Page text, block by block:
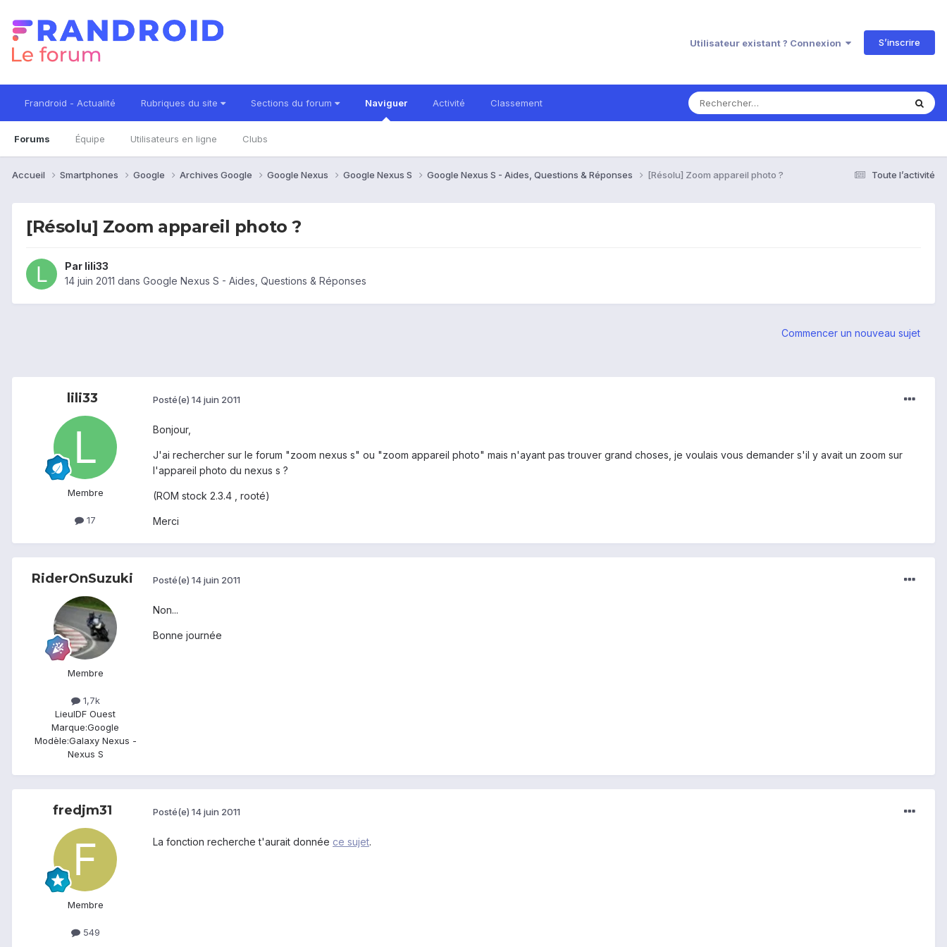
Utilisateur existant ? Connexion S’inscrire
Frandroid - Actualité Rubriques du site Sections du forum Naviguer
Forums Équipe Utilisateurs en ligne Clubs
Activité Classement
Toute l’activité
Accueil Smartphones Google Archives Google Google Nexus Google Nexus S Google Nexus S - Aides, Questions & Réponses [Résolu] Zoom appareil photo ?
[Résolu] Zoom appareil photo ?
Par lili33
14 juin 2011 dans Google Nexus S - Aides, Questions & Réponses
Commencer un nouveau sujet
lili33
Membre
17
Posté(e) 14 juin 2011
Bonjour,
J'ai rechercher sur le forum "zoom nexus s" ou "zoom appareil photo" mais n'ayant pas trouver grand choses, je voulais vous demander s'il y avait un zoom sur
l'appareil photo du nexus s ?
(ROM stock 2.3.4 , rooté)
Merci
RiderOnSuzuki
Membre
1,7k
LieuIDF Ouest
Marque:Google
Modèle:Galaxy Nexus -
Nexus S
Posté(e) 14 juin 2011
Non...
Bonne journée
fredjm31
Membre
549
Posté(e) 14 juin 2011
La fonction recherche t'aurait donnée ce sujet.